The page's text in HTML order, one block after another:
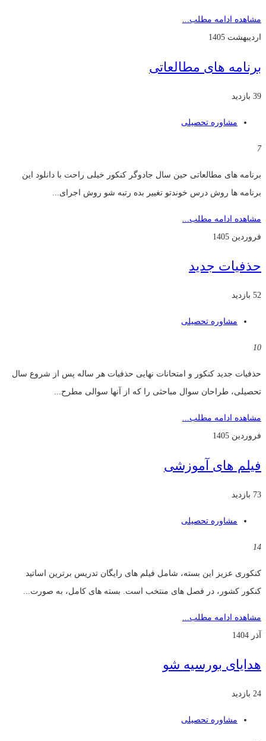
مشاهده ادامه مطلب...
اردیبهشت 1405
برنامه های مطالعاتی
39 بازدید
مشاوره تحصیلی
7
برنامه های مطالعاتی حین سال جادوگر کنکور خیلی راحت با دانلود این
برنامه ها روش درس خوندتو تغییر بده رتبه شو روش اجرای...
مشاهده ادامه مطلب...
فروردین 1405
حذفیات جدید
52 بازدید
مشاوره تحصیلی
10
حذفیات جدید کنکور و امتحانات نهایی حذفیات هر ساله پس از شروع سال
تحصیلی، طراحان سوال مباحثی را که از آنها سوالی مطرح...
مشاهده ادامه مطلب...
فروردین 1405
فیلم های آموزشی
73 بازدید
مشاوره تحصیلی
14
کنکوری عزیز این بسته، شامل فیلم های رایگان تدریس برترین اساتید
کنکور کشور، در فصل های منتخب است. بسته های کامل، به صورت...
مشاهده ادامه مطلب...
آذر 1404
هدایای بورسیه شو
24 بازدید
مشاوره تحصیلی